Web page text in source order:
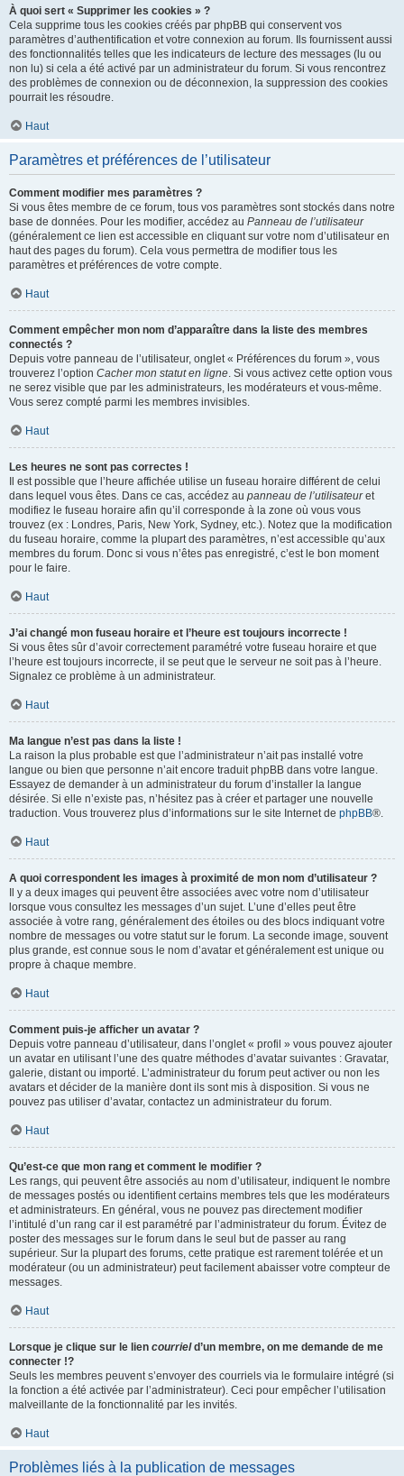
À quoi sert « Supprimer les cookies » ?
Cela supprime tous les cookies créés par phpBB qui conservent vos
paramètres d’authentification et votre connexion au forum. Ils fournissent aussi
des fonctionnalités telles que les indicateurs de lecture des messages (lu ou
non lu) si cela a été activé par un administrateur du forum. Si vous rencontrez
des problèmes de connexion ou de déconnexion, la suppression des cookies
pourrait les résoudre.
Haut
Paramètres et préférences de l’utilisateur
Comment modifier mes paramètres ?
Si vous êtes membre de ce forum, tous vos paramètres sont stockés dans notre
base de données. Pour les modifier, accédez au Panneau de l’utilisateur
(généralement ce lien est accessible en cliquant sur votre nom d’utilisateur en
haut des pages du forum). Cela vous permettra de modifier tous les
paramètres et préférences de votre compte.
Haut
Comment empêcher mon nom d’apparaître dans la liste des membres
connectés ?
Depuis votre panneau de l’utilisateur, onglet « Préférences du forum », vous
trouverez l’option Cacher mon statut en ligne. Si vous activez cette option vous
ne serez visible que par les administrateurs, les modérateurs et vous-même.
Vous serez compté parmi les membres invisibles.
Haut
Les heures ne sont pas correctes !
Il est possible que l’heure affichée utilise un fuseau horaire différent de celui
dans lequel vous êtes. Dans ce cas, accédez au panneau de l’utilisateuret
modifiez le fuseau horaire afin qu’il corresponde à la zone où vous vous
trouvez (ex : Londres, Paris, New York, Sydney, etc.). Notez que la modification
du fuseau horaire, comme la plupart des paramètres, n’est accessible qu’aux
membres du forum. Donc si vous n’êtes pas enregistré, c’est le bon moment
pour le faire.
Haut
J’ai changé mon fuseau horaire et l’heure est toujours incorrecte !
Si vous êtes sûr d’avoir correctement paramétré votre fuseau horaire et que
l’heure est toujours incorrecte, il se peut que le serveur ne soit pas à l’heure.
Signalez ce problème à un administrateur.
Haut
Ma langue n’est pas dans la liste !
La raison la plus probable est que l’administrateur n’ait pas installé votre
langue ou bien que personne n’ait encore traduit phpBB dans votre langue.
Essayez de demander à un administrateur du forum d’installer la langue
désirée. Si elle n’existe pas, n’hésitez pas à créer et partager une nouvelle
traduction. Vous trouverez plus d’informations sur le site Internet de phpBB®.
Haut
A quoi correspondent les images à proximité de mon nom d’utilisateur ?
Il y a deux images qui peuvent être associées avec votre nom d’utilisateur
lorsque vous consultez les messages d’un sujet. L’une d’elles peut être
associée à votre rang, généralement des étoiles ou des blocs indiquant votre
nombre de messages ou votre statut sur le forum. La seconde image, souvent
plus grande, est connue sous le nom d’avatar et généralement est unique ou
propre à chaque membre.
Haut
Comment puis-je afficher un avatar ?
Depuis votre panneau d’utilisateur, dans l’onglet « profil » vous pouvez ajouter
un avatar en utilisant l’une des quatre méthodes d’avatar suivantes : Gravatar,
galerie, distant ou importé. L’administrateur du forum peut activer ou non les
avatars et décider de la manière dont ils sont mis à disposition. Si vous ne
pouvez pas utiliser d’avatar, contactez un administrateur du forum.
Haut
Qu’est-ce que mon rang et comment le modifier ?
Les rangs, qui peuvent être associés au nom d’utilisateur, indiquent le nombre
de messages postés ou identifient certains membres tels que les modérateurs
et administrateurs. En général, vous ne pouvez pas directement modifier
l’intitulé d’un rang car il est paramétré par l’administrateur du forum. Évitez de
poster des messages sur le forum dans le seul but de passer au rang
supérieur. Sur la plupart des forums, cette pratique est rarement tolérée et un
modérateur (ou un administrateur) peut facilement abaisser votre compteur de
messages.
Haut
Lorsque je clique sur le lien courrield’un membre, on me demande de me
connecter !?
Seuls les membres peuvent s’envoyer des courriels via le formulaire intégré (si
la fonction a été activée par l’administrateur). Ceci pour empêcher l’utilisation
malveillante de la fonctionnalité par les invités.
Haut
Problèmes liés à la publication de messages